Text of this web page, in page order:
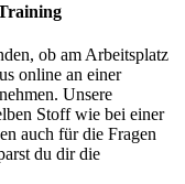
ob am Arbeitsplatz
online an einer
Unsere
Stoff wie bei einer
auch für die Fragen
du dir die